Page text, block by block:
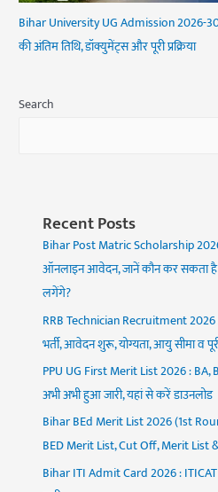
Bihar University UG Admission 2026-
की अंतिम तिथि, डॉक्युमेंट्स और पूरी प्रक्रिया
Search
Recent Posts
Bihar Post Matric Scholarship
ऑनलाइन आवेदन, जानें कौन कर सकता
लगेंगे?
RRB Technician Recruitment 2026
भर्ती, आवेदन शुरू, योग्यता, आयु सीमा व
PPU UG First Merit List 2026 : BA,
अभी अभी हुआ जारी, यहां से करें डाउनलोड
Bihar BEd Merit List 2026 (1st
BED Merit List, Cut Off, Merit List
Bihar ITI Admit Card 2026 : ITICAT